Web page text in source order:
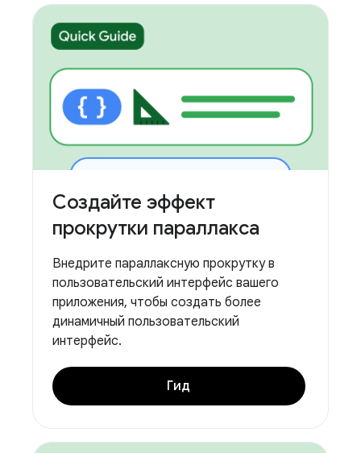
Создайте эффект
прокрутки параллакса
Внедрите параллаксную прокрутку в
пользовательский интерфейс вашего
приложения, чтобы создать более
динамичный пользовательский
интерфейс.
Гид